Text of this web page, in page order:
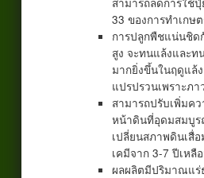
33 ของการทำเกษ
การปลูกพืชแน่นชิด
สูง จะทนแล้งและ
มากยิ่งขึ้นในฤดูแล้
แปรปรวนเพราะภ
สามารถปรับเพิ่มค
หน้าดินที่อุดมสมบูร
เปลี่ยนสภาพดินเสื่
เคมีจาก 3-7 ปีเหลื
ผลผลิตมีปริมาณแร่